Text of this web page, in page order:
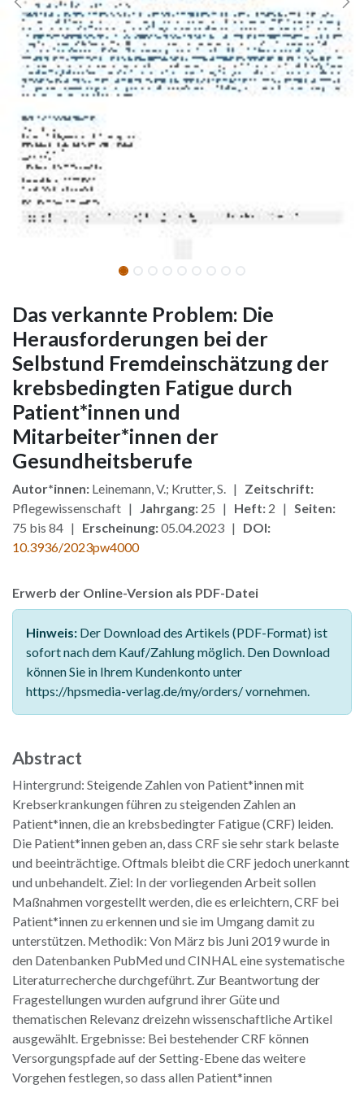
Das verkannte Problem: Die
Herausforderungen bei der
Selbstund Fremdeinschätzung der
krebsbedingten Fatigue durch
Patient*innen und
Mitarbeiter*innen der
Gesundheitsberufe
Autor*innen: Leinemann, V.; Krutter, S. | Zeitschrift:
Pflegewissenschaft | Jahrgang: 25 | Heft: 2 | Seiten:
75 bis 84 | Erscheinung:05.04.2023 | DOI:
10.3936/2023pw4000
Erwerb der Online-Version als PDF-Datei
Hinweis: Der Download des Artikels (PDF-Format) ist
sofort nach dem Kauf/Zahlung möglich. Den Download
können Sie in Ihrem Kundenkonto unter
https://hpsmedia-verlag.de/my/orders/ vornehmen.
Abstract
Hintergrund: Steigende Zahlen von Patient*innen mit
Krebserkrankungen führen zu steigenden Zahlen an
Patient*innen, die an krebsbedingter Fatigue (CRF) leiden.
Die Patient*innen geben an, dass CRF sie sehr stark belaste
und beeinträchtige. Oftmals bleibt die CRF jedoch unerkannt
und unbehandelt. Ziel: In der vorliegenden Arbeit sollen
Maßnahmen vorgestellt werden, die es erleichtern, CRF bei
Patient*innen zu erkennen und sie im Umgang damit zu
unterstützen. Methodik: Von März bis Juni 2019 wurde in
den Datenbanken PubMed und CINHAL eine systematische
Literaturrecherche durchgeführt. Zur Beantwortung der
Fragestellungen wurden aufgrund ihrer Güte und
thematischen Relevanz dreizehn wissenschaftliche Artikel
ausgewählt. Ergebnisse: Bei bestehender CRF können
Versorgungspfade auf der Setting-Ebene das weitere
Vorgehen festlegen, so dass allen Patient*innen